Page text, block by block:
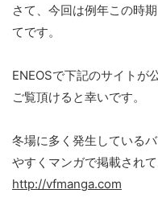
さて、今回は例年この時
てです。
ENEOSで下記のサイトが
ご覧頂けると幸いです。
冬場に多く発生している
やすくマンガで掲載されて
http://vfmanga.com